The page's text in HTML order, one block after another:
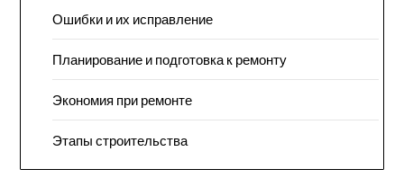
Ошибки и их исправление
Планирование и подготовка к ремонту
Экономия при ремонте
Этапы строительства